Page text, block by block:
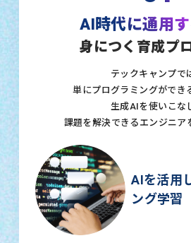
AI時代に通用
身につく育成プ
テックキャンプで
単にプログラミングができ
生成AIを使いこな
課題を解決できるエンジニア
AIを活用
ング学習